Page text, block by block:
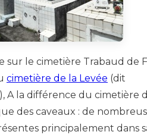
sur le cimetière Trabaud de
cimetière de la Levée (dit
A la différence du cimetière
des caveaux : de
principalement dans